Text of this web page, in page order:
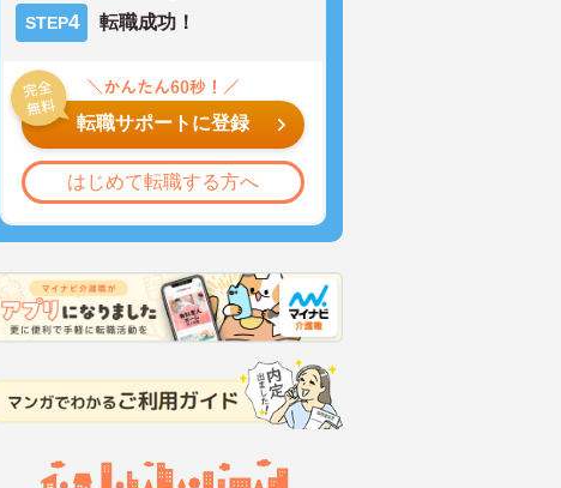
STEP4 転職成功！
転職サポートに登録
はじめて転職する方へ